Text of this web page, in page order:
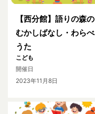
【西分館】語りの森の
むかしばなし・わらべ
うた
こども
開催日
2023年11月8日